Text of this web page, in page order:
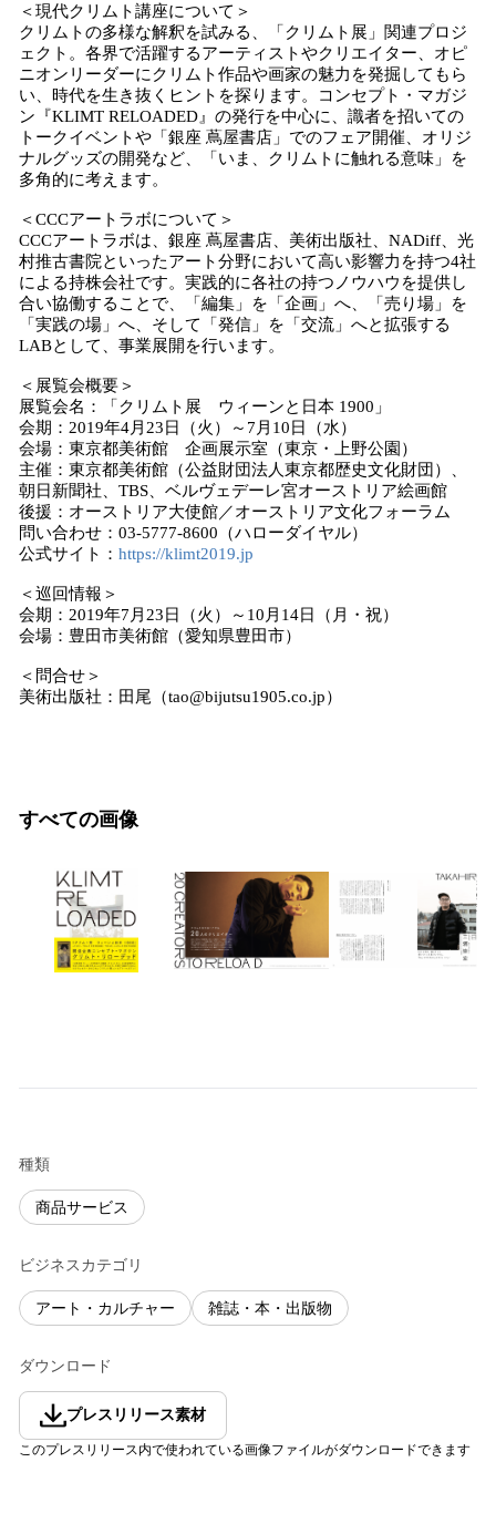
＜現代クリムト講座について＞
クリムトの多様な解釈を試みる、「クリムト展」関連プロジ
ェクト。各界で活躍するアーティストやクリエイター、オピ
ニオンリーダーにクリムト作品や画家の魅力を発掘してもら
い、時代を生き抜くヒントを探ります。コンセプト・マガジ
ン『KLIMT RELOADED』の発行を中心に、識者を招いての
トークイベントや「銀座 蔦屋書店」でのフェア開催、オリジ
ナルグッズの開発など、「いま、クリムトに触れる意味」を
多角的に考えます。
＜CCCアートラボについて＞
CCCアートラボは、銀座 蔦屋書店、美術出版社、NADiff、光
村推古書院といったアート分野において高い影響力を持つ4社
による持株会社です。実践的に各社の持つノウハウを提供し
合い協働することで、「編集」を「企画」へ、「売り場」を
「実践の場」へ、そして「発信」を「交流」へと拡張する
LABとして、事業展開を行います。
＜展覧会概要＞
展覧会名：「クリムト展 ウィーンと日本 1900」
会期：2019年4月23日（火）～7月10日（水）
会場：東京都美術館 企画展示室（東京・上野公園）
主催：東京都美術館（公益財団法人東京都歴史文化財団）、
朝日新聞社、TBS、ベルヴェデーレ宮オーストリア絵画館
後援：オーストリア大使館／オーストリア文化フォーラム
問い合わせ：03-5777-8600（ハローダイヤル）
公式サイト： https://klimt2019.jp
＜巡回情報＞
会期：2019年7月23日（火）～10月14日（月・祝）
会場：豊田市美術館（愛知県豊田市）
＜問合せ＞
美術出版社：田尾（tao@bijutsu1905.co.jp）
すべての画像
種類
商品サービス
ビジネスカテゴリ
アート・カルチャー 雑誌・本・出版物
ダウンロード
プレスリリース素材
このプレスリリース内で使われている画像ファイルがダウンロードできます